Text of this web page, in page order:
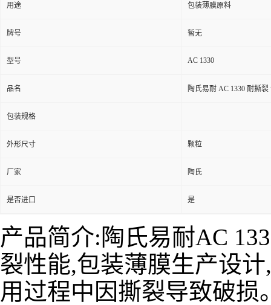
用途 包装薄膜原料
牌号 暂无
型号 AC 1330
品名 陶氏易耐 AC 1330 耐撕
包装规格
外形尺寸 颗粒
厂家 陶氏
是否进口 是
产品简介:陶氏易耐AC
裂性能,包装薄膜生产设
用过程中因撕裂导致破损